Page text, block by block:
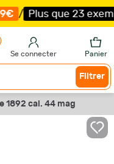
que 23
Se connecter Panier
Filtrer
1892 cal. 44 mag